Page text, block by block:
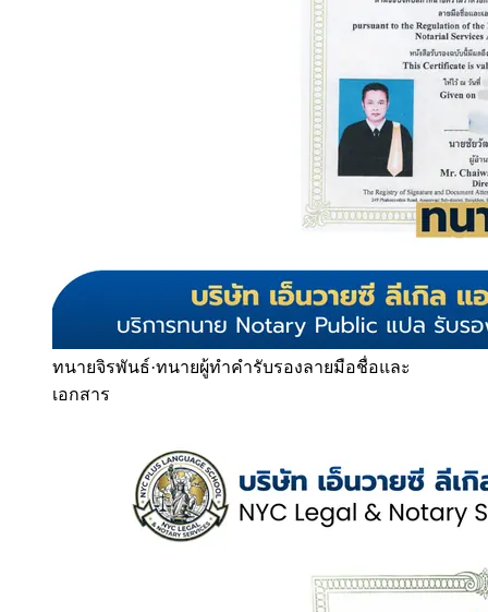
ทนายจิรพันธ์·ทนายผู้ทำคำรับรองลายมือชื่อและ
เอกสาร